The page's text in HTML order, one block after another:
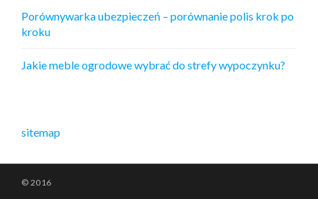
Porównywarka ubezpieczeń – porównanie polis krok po
kroku
Jakie meble ogrodowe wybrać do strefy wypoczynku?
sitemap
© 2016